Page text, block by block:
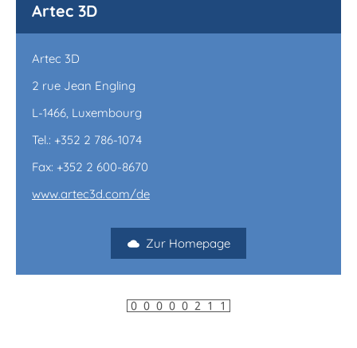
Artec 3D
Artec 3D
2 rue Jean Engling
L-1466, Luxembourg
Tel.: +352 2 786-1074
Fax: +352 2 600-8670
www.artec3d.com/de
Zur Homepage